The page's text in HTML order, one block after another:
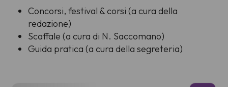
Concorsi, festival & corsi (a cura della
redazione)
Scaffale (a cura di N. Saccomano)
Guida pratica (a cura della segreteria)